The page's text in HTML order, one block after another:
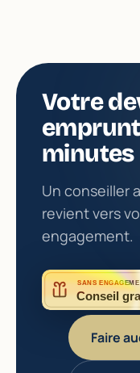
Votre
minutes
Un conseiller
revient vers
engagement.
SANS
Conseil
Faire